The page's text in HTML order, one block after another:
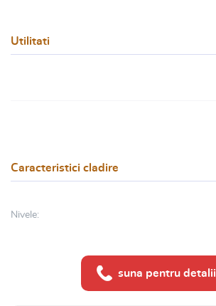
Utilitati
Caracteristici cladire
Nivele:
suna pentru detalii